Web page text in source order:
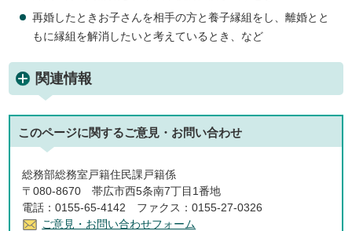
再婚したときお子さんを相手の方と養子縁組をし、離婚とと
もに縁組を解消したいと考えているとき、など
関連情報
このページに関するご意見・お問い合わせ
総務部総務室戸籍住民課戸籍係
〒080-8670 帯広市西5条南7丁目1番地
電話：0155-65-4142 ファクス：0155-27-0326
ご意見・お問い合わせフォーム